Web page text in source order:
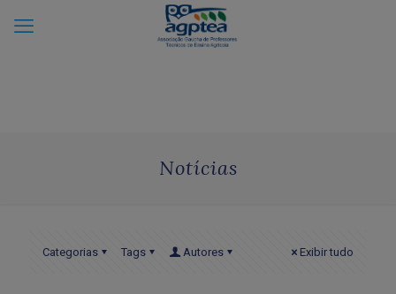
Notícias
Categorias Tags Autores Exibir tudo